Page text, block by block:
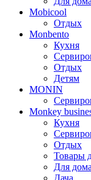
Mobicool
Отдых
Monbento
Кухня
Отдых
Детям
MONIN
Monkey
Кухня
Отдых
Товары
Для дома